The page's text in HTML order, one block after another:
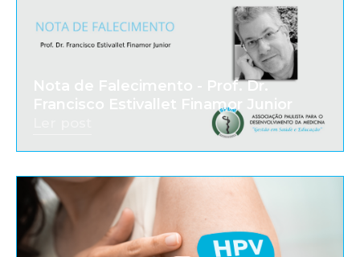
Nota de Falecimento - Prof. Dr.
Francisco Estivallet Finamor Junior